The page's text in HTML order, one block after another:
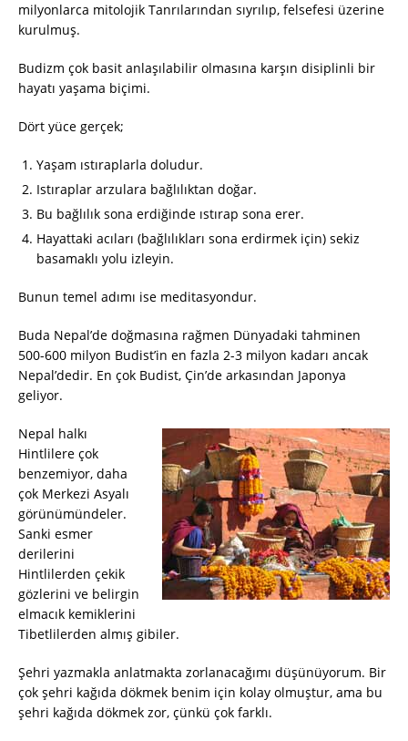
milyonlarca mitolojik Tanrılarından sıyrılıp, felsefesi üzerine
kurulmuş.
Budizm çok basit anlaşılabilir olmasına karşın disiplinli bir
hayatı yaşama biçimi.
Dört yüce gerçek;
Yaşam ıstıraplarla doludur.
Istıraplar arzulara bağlılıktan doğar.
Bu bağlılık sona erdiğinde ıstırap sona erer.
Hayattaki acıları (bağlılıkları sona erdirmek için) sekiz
basamaklı yolu izleyin.
Bunun temel adımı ise meditasyondur.
Buda Nepal’de doğmasına rağmen Dünyadaki tahminen
500-600 milyon Budist’in en fazla 2-3 milyon kadarı ancak
Nepal’dedir. En çok Budist, Çin’de arkasından Japonya
geliyor.
Nepal halkı
Hintlilere çok
benzemiyor, daha
çok Merkezi Asyalı
görünümündeler.
Sanki esmer
derilerini
Hintlilerden çekik
gözlerini ve belirgin
elmacık kemiklerini
Tibetlilerden almış gibiler.
Şehri yazmakla anlatmakta zorlanacağımı düşünüyorum. Bir
çok şehri kağıda dökmek benim için kolay olmuştur, ama bu
şehri kağıda dökmek zor, çünkü çok farklı.